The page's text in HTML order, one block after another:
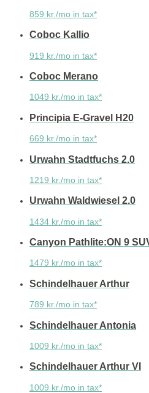
859 kr./mo in tax*
Coboc Kallio
919 kr./mo in tax*
Coboc Merano
1049 kr./mo in tax*
Principia E-Gravel H20
669 kr./mo in tax*
Urwahn Stadtfuchs 2.0
1219 kr./mo in tax*
Urwahn Waldwiesel 2.0
1434 kr./mo in tax*
Canyon Pathlite:ON 9
1479 kr./mo in tax*
Schindelhauer Arthur
789 kr./mo in tax*
Schindelhauer Antonia
1009 kr./mo in tax*
Schindelhauer Arthur VI
1009 kr./mo in tax*